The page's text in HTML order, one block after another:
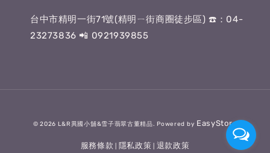
台中市精明一街71號(精明ㄧ街商圈徒步區) ☎️：04-
23273836 📲 0921939855
© 2026 L&R異國小舖&雪子翡翠古董精品. Powered by EasyStore
服務條款 隱私政策 退款政策